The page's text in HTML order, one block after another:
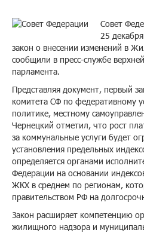
Совет
25
закон о внесении изменений в
сообщили в пресс-службе
парламента.
Представляя документ, первый
комитета СФ по федеративному
политике, местному
Чернецкий отметил, что рост
за коммунальные услуги будет
установления предельных
определяется органами
Федерации на основании
ЖКХ в среднем по регионам,
правительством РФ на
Закон расширяет компетенцию
жилищного надзора и